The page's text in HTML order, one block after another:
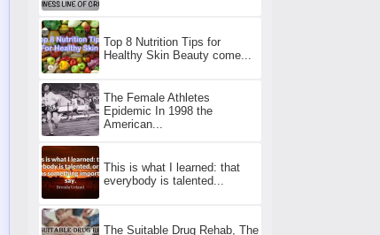
Top 8 Nutrition Tips for
Healthy Skin Beauty come...
The Female Athletes
Epidemic In 1998 the
American...
This is what I learned: that
everybody is talented...
The Suitable Drug Rehab, The